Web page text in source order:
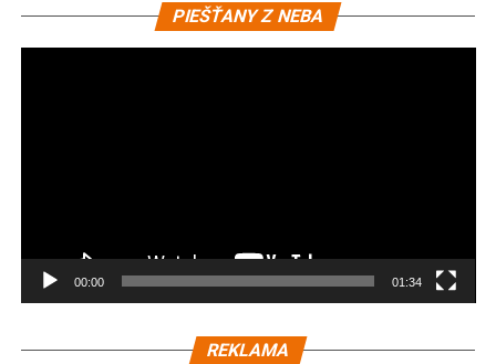
PIEŠŤANY Z NEBA
00:00 01:34
REKLAMA